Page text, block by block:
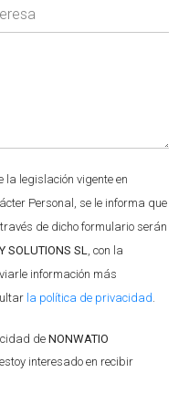
la legislación vigente en
Personal, se le informa que
de dicho formulario serán
SOLUTIONS SL, con la
información más
la política de privacidad.
deNONWATIO
interesado en recibir